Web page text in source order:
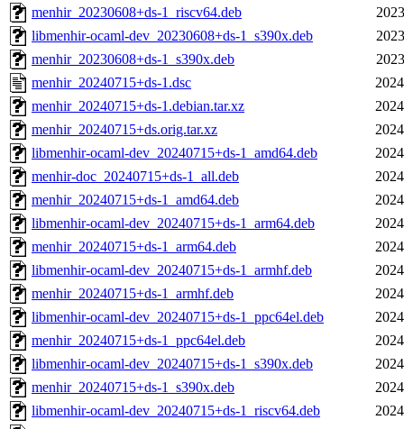
menhir_20230608+ds-1_riscv64.deb
libmenhir-ocaml-dev_20230608+ds-1_s390x.deb
menhir_20230608+ds-1_s390x.deb
menhir_20240715+ds-1.dsc
menhir_20240715+ds-1.debian.tar.xz
menhir_20240715+ds.orig.tar.xz
libmenhir-ocaml-dev_20240715+ds-1_amd64.deb
menhir-doc_20240715+ds-1_all.deb
menhir_20240715+ds-1_amd64.deb
libmenhir-ocaml-dev_20240715+ds-1_arm64.deb
menhir_20240715+ds-1_arm64.deb
libmenhir-ocaml-dev_20240715+ds-1_armhf.deb
menhir_20240715+ds-1_armhf.deb
libmenhir-ocaml-dev_20240715+ds-1_ppc64el.deb
menhir_20240715+ds-1_ppc64el.deb
libmenhir-ocaml-dev_20240715+ds-1_s390x.deb
menhir_20240715+ds-1_s390x.deb
libmenhir-ocaml-dev_20240715+ds-1_riscv64.deb